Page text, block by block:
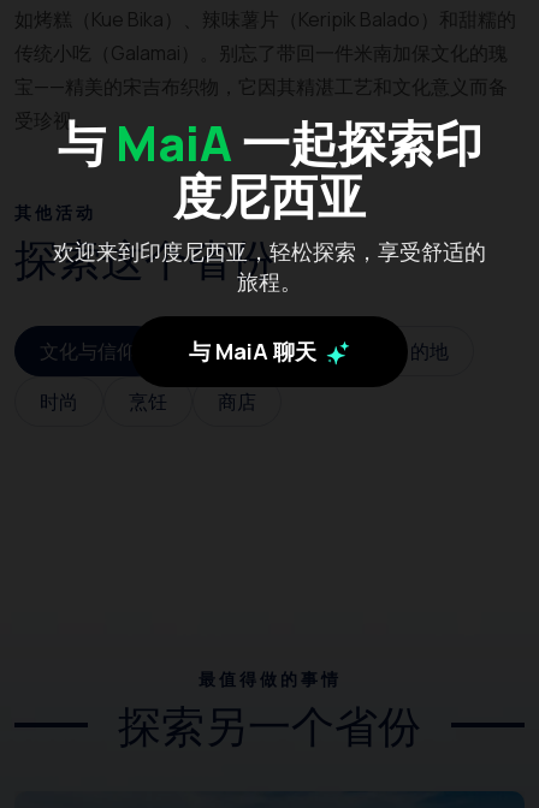
与 MaiA一起探索印
度尼西亚
欢迎来到印度尼西亚，轻松探索，享受舒适的
旅程。
与 MaiA 聊天
如烤糕（Kue Bika）、辣味薯片（Keripik Balado）和甜糯的
传统小吃（Galamai）。别忘了带回一件米南加保文化的瑰
宝——精美的宋吉布织物，它因其精湛工艺和文化意义而备
受珍视。
其他活动
探索这个省份
文化与信仰 艺术与手工艺
旅游目的地
时尚
烹饪 商店
最值得做的事情
探索另一个省份